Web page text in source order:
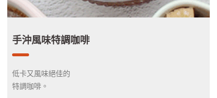
手沖風味特調咖啡
低卡又風味絕佳的
特調咖啡。